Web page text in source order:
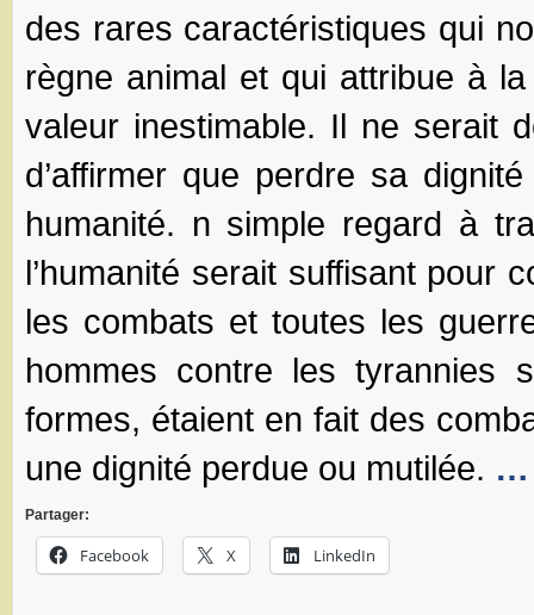
des rares caractéristiques qui
règne animal et qui attribue à
valeur inestimable. Il ne serait
d’affirmer que perdre sa
humanité. n simple regard à
l’humanité serait suffisant pour
les combats et toutes les
hommes contre les tyrannies
formes, étaient en fait des
une dignité perdue ou mutilée. …
Partager:
Facebook X LinkedIn